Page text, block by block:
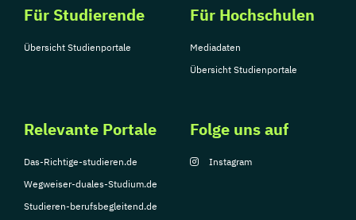
Für Studierende
Übersicht Studienportale
Für Hochschulen
Mediadaten
Übersicht Studienportale
Relevante Portale
Das-Richtige-studieren.de
Wegweiser-duales-Studium.de
Studieren-berufsbegleitend.de
Folge uns auf
Instagram